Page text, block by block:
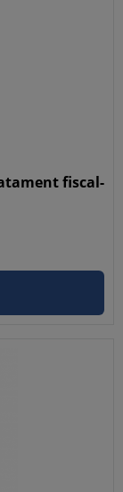
fiscal-